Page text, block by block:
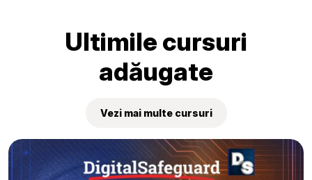
Ultimile cursuri
adăugate
Vezi mai multe cursuri